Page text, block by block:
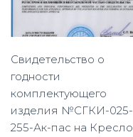
Свидетельство о
годности
комплектующего
изделия №СГКИ-025-
255-Ак-пас на Кресло